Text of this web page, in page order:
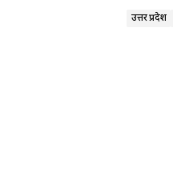
उत्तर प्रदेश